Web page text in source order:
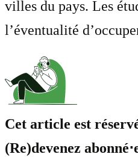
villes du pays. Les
l’éventualité
Cet article est
(Re)devenez